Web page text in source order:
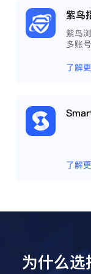
紫鸟
紫鸟
多账
了解
了解
为什么选